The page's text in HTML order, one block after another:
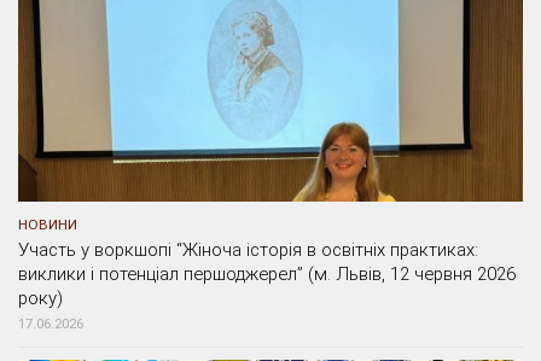
НОВИНИ
Участь у воркшопі “Жіноча історія в освітніх практиках:
виклики і потенціал першоджерел” (м. Львів, 12 червня 2026
року)
17.06.2026